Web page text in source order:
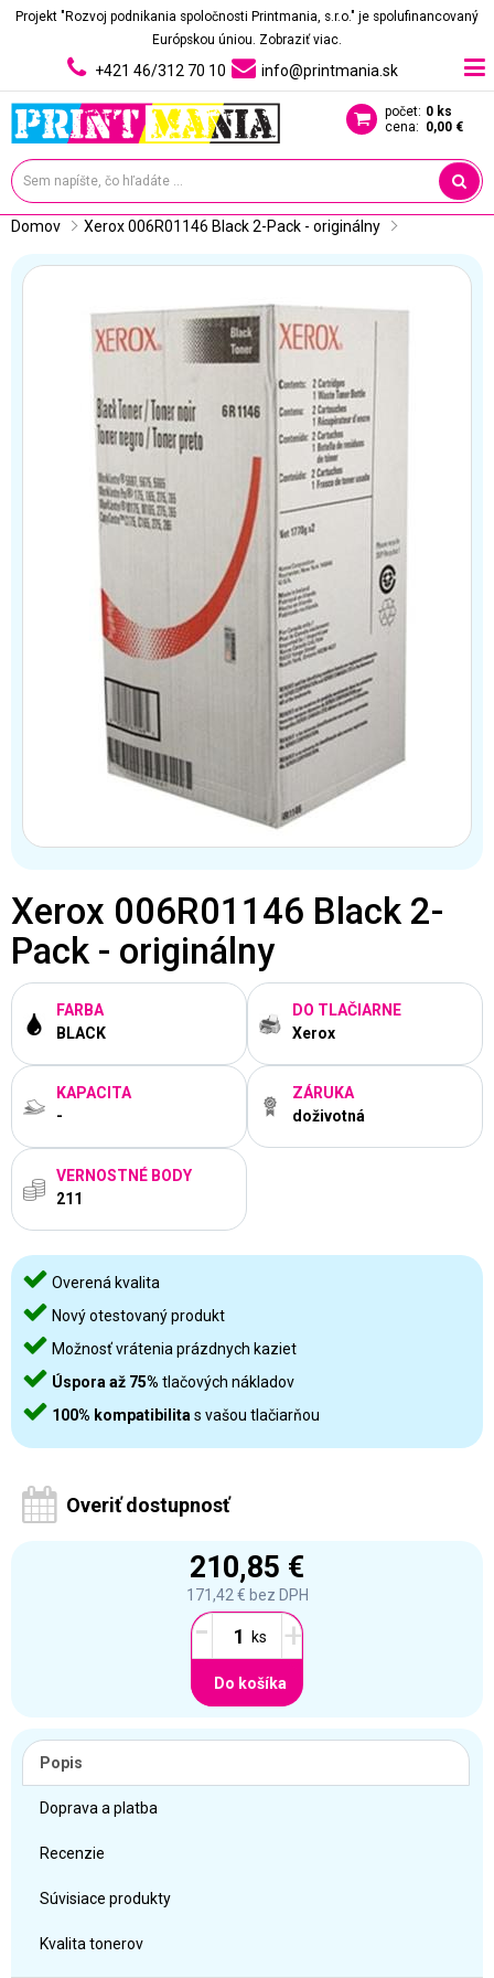
Projekt "Rozvoj podnikania spoločnosti Printmania, s.r.o." je spolufinancovaný
Európskou úniou. Zobraziť viac.
+421 46/312 70 10 info@printmania.sk
počet: 0 ks
cena: 0,00 €
Domov Xerox 006R01146 Black 2-Pack - originálny
Xerox 006R01146 Black 2-
Pack - originálny
FARBA
BLACK
DO TLAČIARNE
Xerox
KAPACITA
-
ZÁRUKA
doživotná
VERNOSTNÉ BODY
211
Overená kvalita
Nový otestovaný produkt
Možnosť vrátenia prázdnych kaziet
Úspora až 75% tlačových nákladov
100% kompatibilita s vašou tlačiarňou
Overiť dostupnosť
210,85 €
171,42 € bez DPH
- +
Do košíka
Popis
Doprava a platba
Recenzie
Súvisiace produkty
Kvalita tonerov